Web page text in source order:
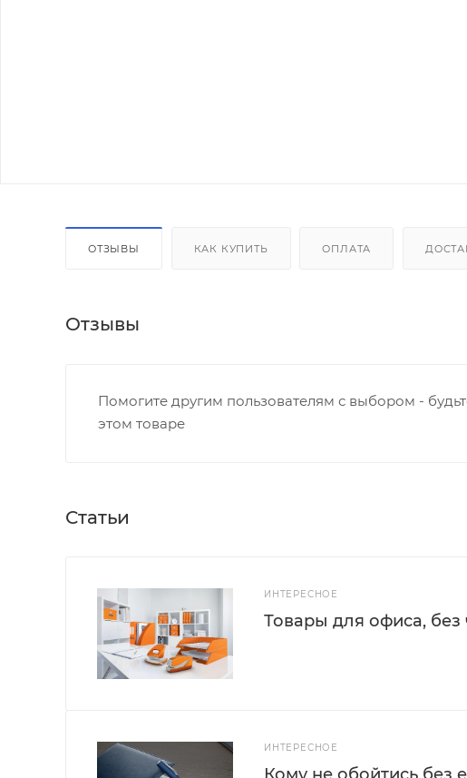
ОТЗЫВЫ КАК КУПИТЬ ОПЛАТА
Отзывы
Помогите другим пользователям с выбором -
этом товаре
Статьи
ИНТЕРЕСНОЕ
Товары для офиса, без
ИНТЕРЕСНОЕ